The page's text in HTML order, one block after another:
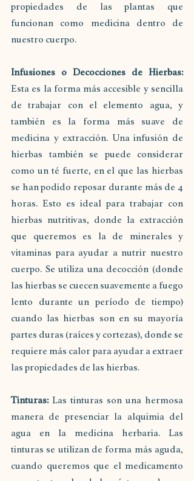
propiedades de las plantas que
funcionan como medicina dentro de
nuestro cuerpo.
Infusiones o Decocciones de Hierbas:
Esta es la forma más accesible y sencilla
de trabajar con el elemento agua, y
también es la forma más suave de
medicina y extracción. Una infusión de
hierbas también se puede considerar
como un té fuerte, en el que las hierbas
se han podido reposar durante más de 4
horas. Esto es ideal para trabajar con
hierbas nutritivas, donde la extracción
que queremos es la de minerales y
vitaminas para ayudar a nutrir nuestro
cuerpo. Se utiliza una decocción (donde
las hierbas se cuecen suavemente a fuego
lento durante un período de tiempo)
cuando las hierbas son en su mayoría
partes duras (raíces y cortezas), donde se
requiere más calor para ayudar a extraer
las propiedades de las hierbas.
Tinturas: Las tinturas son una hermosa
manera de presenciar la alquimia del
agua en la medicina herbaria. Las
tinturas se utilizan de forma más aguda,
cuando queremos que el medicamento